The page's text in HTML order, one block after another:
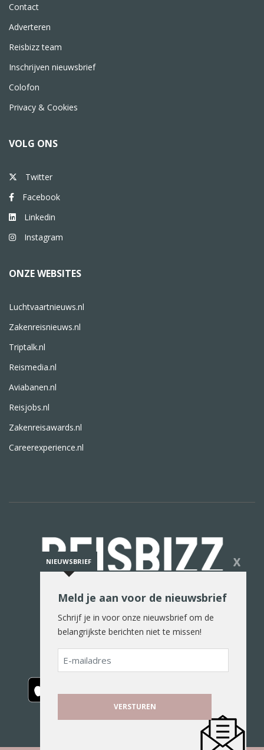
Contact
Adverteren
Reisbizz team
Inschrijven nieuwsbrief
Colofon
Privacy & Cookies
VOLG ONS
Twitter
Facebook
Linkedin
Instagram
ONZE WEBSITES
Luchtvaartnieuws.nl
Zakenreisnieuws.nl
Triptalk.nl
Reismedia.nl
Aviabanen.nl
Reisjobs.nl
Zakenreisawards.nl
Careerexperience.nl
De reiswereld in woord en beeld
NIEUWSBRIEF X
Meld je aan voor de nieuwsbrief
Schrijf je in voor onze nieuwsbrief om de
belangrijkste berichten niet te missen!
E-
mailadres